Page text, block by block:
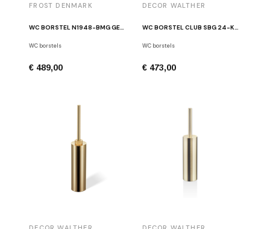
FROST DENMARK
WC borstels
€ 489,00
DECOR WALTHER
WC borstels
€ 473,00